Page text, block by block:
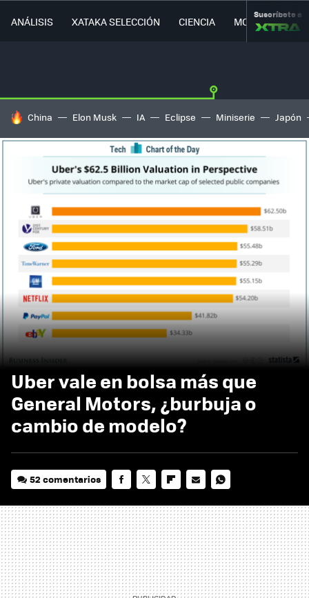
ANÁLISIS XATAKA SELECCIÓN CIENCIA MOVILIDAD
Suscríbete a
HOY SE HABLA DE
China Elon Musk IA Eclipse Miniserie Japón
Uber vale en bolsa más que
General Motors, ¿burbuja o
cambio de modelo?
52 comentarios
MAIL